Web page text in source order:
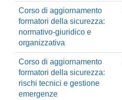
Corso di aggiornamento
formatori della sicurezza:
normativo-giuridico e
organizzativa
Corso di aggiornamento
formatori della sicurezza:
rischi tecnici e gestione
emergenze